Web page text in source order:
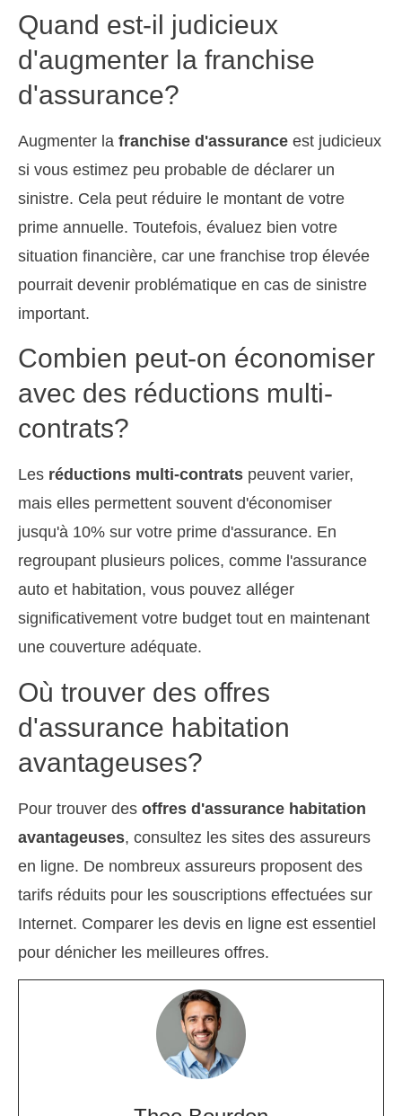
Quand est-il judicieux
d'augmenter la franchise
d'assurance?
Augmenter la franchise d'assurance est judicieux
si vous estimez peu probable de déclarer un
sinistre. Cela peut réduire le montant de votre
prime annuelle. Toutefois, évaluez bien votre
situation financière, car une franchise trop élevée
pourrait devenir problématique en cas de sinistre
important.
Combien peut-on économiser
avec des réductions multi-
contrats?
Les réductions multi-contrats peuvent varier,
mais elles permettent souvent d'économiser
jusqu'à 10% sur votre prime d'assurance. En
regroupant plusieurs polices, comme l'assurance
auto et habitation, vous pouvez alléger
significativement votre budget tout en maintenant
une couverture adéquate.
Où trouver des offres
d'assurance habitation
avantageuses?
Pour trouver des offres d'assurance habitation
avantageuses, consultez les sites des assureurs
en ligne. De nombreux assureurs proposent des
tarifs réduits pour les souscriptions effectuées sur
Internet. Comparer les devis en ligne est essentiel
pour dénicher les meilleures offres.